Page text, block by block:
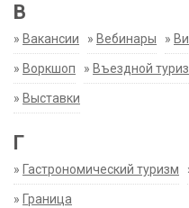
В
» Вакансии » Вебинары »
» Воркшоп » Въездной
» Выставки
Г
» Гастрономический туризм
» Граница